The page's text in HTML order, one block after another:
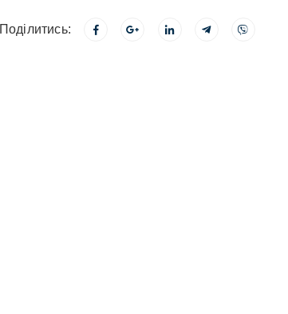
Поділитись: